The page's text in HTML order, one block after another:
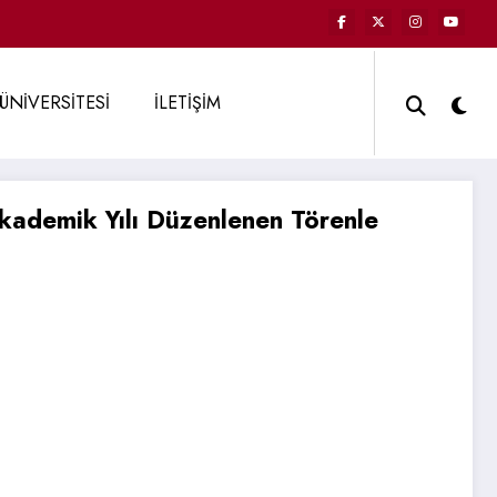
İLETİŞİM
Yılı Düzenlenen Törenle